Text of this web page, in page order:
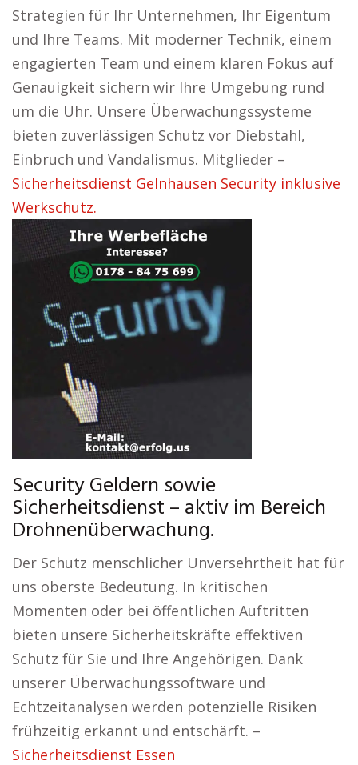
Strategien für Ihr Unternehmen, Ihr Eigentum
und Ihre Teams. Mit moderner Technik, einem
engagierten Team und einem klaren Fokus auf
Genauigkeit sichern wir Ihre Umgebung rund
um die Uhr. Unsere Überwachungssysteme
bieten zuverlässigen Schutz vor Diebstahl,
Einbruch und Vandalismus. Mitglieder –
Sicherheitsdienst Gelnhausen Security inklusive
Werkschutz.
Security Geldern sowie
Sicherheitsdienst – aktiv im Bereich
Drohnenüberwachung.
Der Schutz menschlicher Unversehrtheit hat für
uns oberste Bedeutung. In kritischen
Momenten oder bei öffentlichen Auftritten
bieten unsere Sicherheitskräfte effektiven
Schutz für Sie und Ihre Angehörigen. Dank
unserer Überwachungssoftware und
Echtzeitanalysen werden potenzielle Risiken
frühzeitig erkannt und entschärft. –
Sicherheitsdienst Essen